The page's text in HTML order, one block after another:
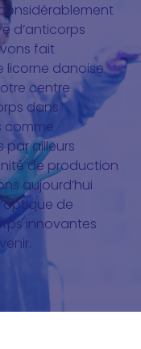
d’anticorps
fait
licorne danoise
centre
dans
comme
par ailleurs
de production
aujourd’hui
de
innovantes